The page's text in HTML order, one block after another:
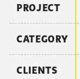
PROJECT
CATEGORY
CLIENTS